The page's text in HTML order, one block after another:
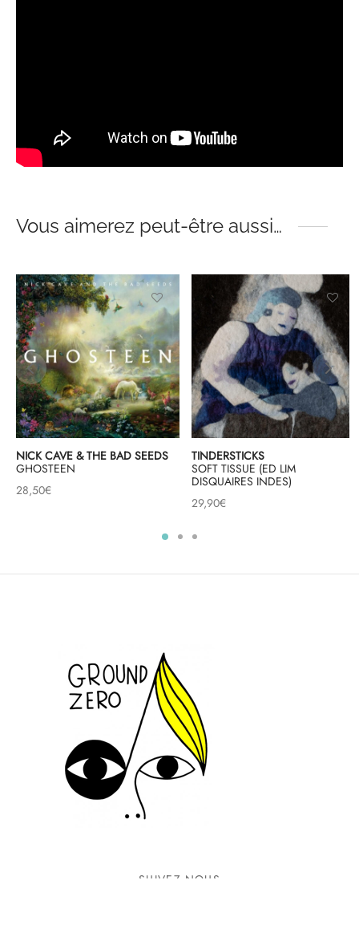
Vous aimerez peut-être aussi…
NICK CAVE & THE BAD SEEDS
GHOSTEEN
28,50€
TINDERSTICKS
SOFT TISSUE (ED LIM
DISQUAIRES INDES)
29,90€
SUIVEZ-NOUS